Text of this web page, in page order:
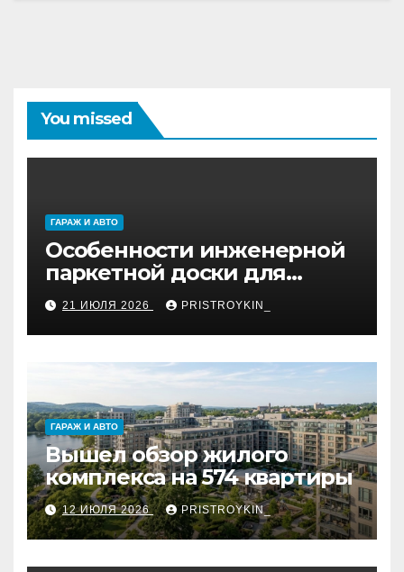
You missed
ГАРАЖ И АВТО
Особенности инженерной
паркетной доски для
укладки французской
ёлкой
21 ИЮЛЯ 2026 PRISTROYKIN_
ГАРАЖ И АВТО
Вышел обзор жилого
комплекса на 574 квартиры
12 ИЮЛЯ 2026 PRISTROYKIN_